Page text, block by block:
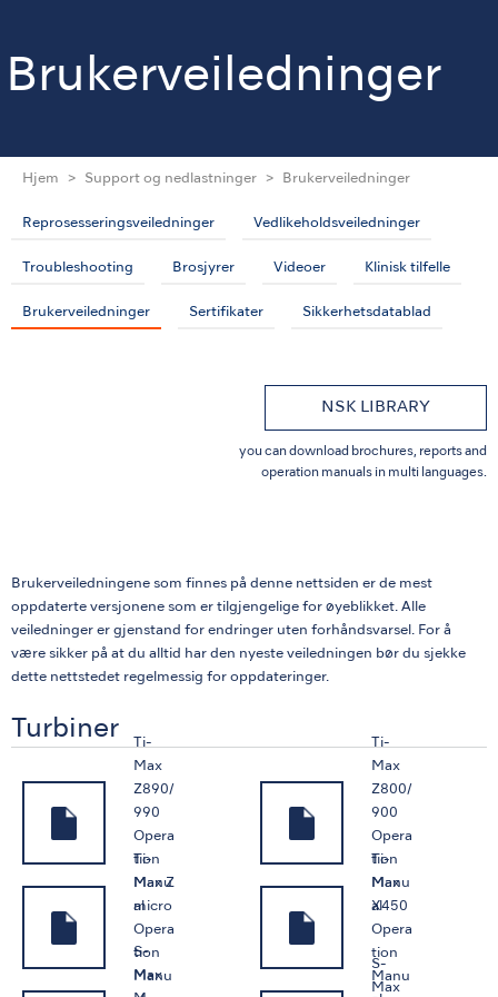
Brukerveiledninger
Hjem Support og nedlastninger Brukerveiledninger
Reprosesseringsveiledninger Vedlikeholdsveiledninger
Troubleshooting Brosjyrer Videoer Klinisk tilfelle
Brukerveiledninger Sertifikater Sikkerhetsdatablad
NSK LIBRARY
you can download brochures, reports and
operation manuals in multi languages.
Brukerveiledningene som finnes på denne nettsiden er de mest
oppdaterte versjonene som er tilgjengelige for øyeblikket. Alle
veiledninger er gjenstand for endringer uten forhåndsvarsel. For å
være sikker på at du alltid har den nyeste veiledningen bør du sjekke
dette nettstedet regelmessig for oppdateringer.
Turbiner
Ti-
Max
Z890/
990
Opera
tion
Manu
al
Ti-
Max
Z800/
900
Opera
tion
Manu
al
Ti-
Max Z
micro
Opera
tion
Manu
Ti-
Max
X450
Opera
tion
Manu
S-
Max
S-
Max